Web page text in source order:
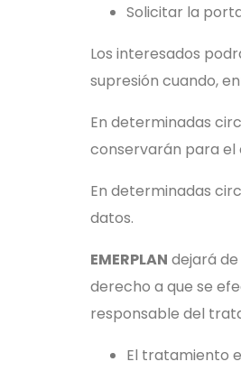
Solicitar la
Los interesados
supresión cuando,
En determinadas
conservarán para el
En determinadas
datos.
EMERPLAN dejará
derecho a que se
responsable del
El tratamiento